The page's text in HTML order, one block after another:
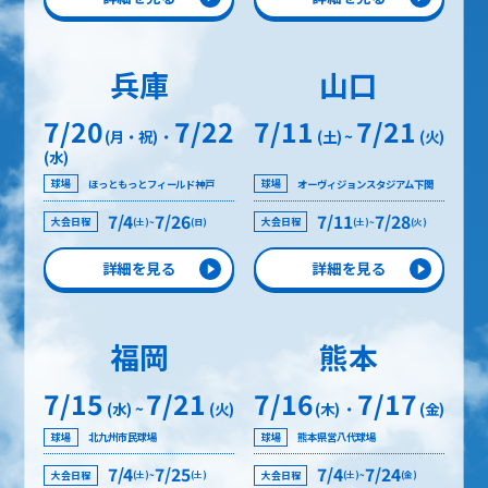
兵庫
7/20(月・祝) ・ 7/22
(水)
球場 ほっともっとフィールド神戸
大会日程 7/4(土)~7/26(日)
詳細を見る
山口
7/11 (土)~ 7/21 (火)
球場 オーヴィジョンスタジアム下関
大会日程 7/11(土)~7/28(火)
詳細を見る
福岡
7/15 (水) ~7/21 (火)
球場 北九州市民球場
大会日程 7/4(土)~7/25(土)
熊本
7/16(木) ・ 7/17 (金)
球場 熊本県営八代球場
大会日程 7/4(土)~7/24(金)